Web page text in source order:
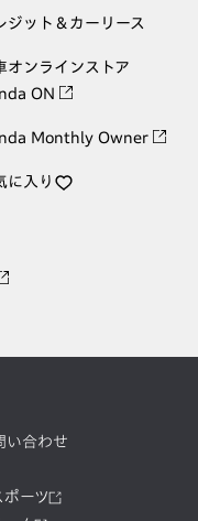
ジット＆カーリース
オンラインストア
ON
Monthly Owner
に入り
い合わせ
ポーツ